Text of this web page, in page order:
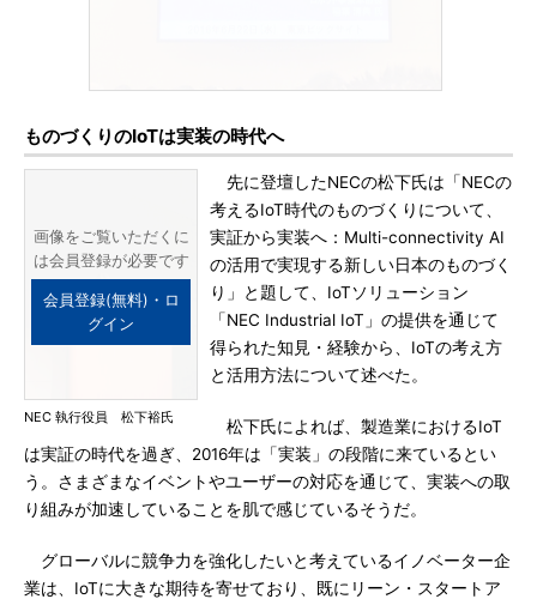
ものづくりのIoTは実装の時代へ
画像をご覧いただくに
は会員登録が必要です
会員登録(無料)・ロ
グイン
NEC 執行役員 松下裕氏
先に登壇したNECの松下氏は「NECの
考えるIoT時代のものづくりについて、
実証から実装へ：Multi-connectivity AI
の活用で実現する新しい日本のものづく
り」と題して、IoTソリューション
「NEC Industrial IoT」の提供を通じて
得られた知見・経験から、IoTの考え方
と活用方法について述べた。
松下氏によれば、製造業におけるIoT
は実証の時代を過ぎ、2016年は「実装」の段階に来ているとい
う。さまざまなイベントやユーザーの対応を通じて、実装への取
り組みが加速していることを肌で感じているそうだ。
グローバルに競争力を強化したいと考えているイノベーター企
業は、IoTに大きな期待を寄せており、既にリーン・スタートア